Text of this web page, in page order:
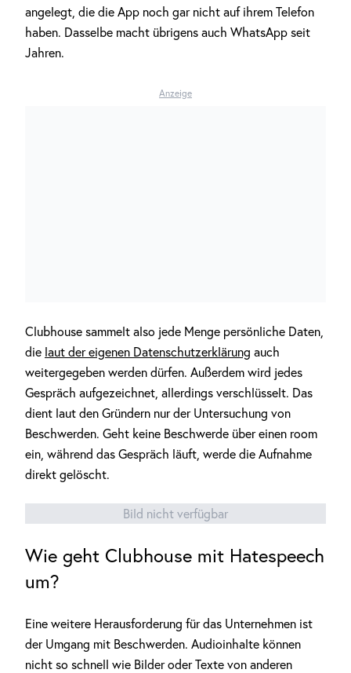
angelegt, die die App noch gar nicht auf ihrem Telefon
haben. Dasselbe macht übrigens auch WhatsApp seit
Jahren.
Anzeige
Clubhouse sammelt also jede Menge persönliche Daten,
die laut der eigenen Datenschutzerklärung auch
weitergegeben werden dürfen. Außerdem wird jedes
Gespräch aufgezeichnet, allerdings verschlüsselt. Das
dient laut den Gründern nur der Untersuchung von
Beschwerden. Geht keine Beschwerde über einen room
ein, während das Gespräch läuft, werde die Aufnahme
direkt gelöscht.
Bild nicht verfügbar
Wie geht Clubhouse mit Hatespeech
um?
Eine weitere Herausforderung für das Unternehmen ist
der Umgang mit Beschwerden. Audioinhalte können
nicht so schnell wie Bilder oder Texte von anderen